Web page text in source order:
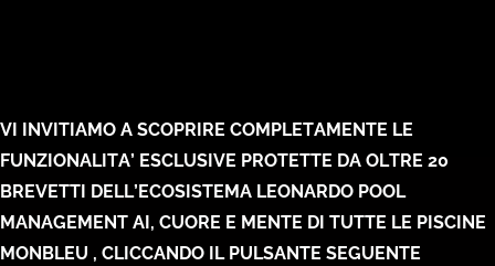
VI INVITIAMO A SCOPRIRE COMPLETAMENTE LE
FUNZIONALITA’ ESCLUSIVE PROTETTE DA OLTRE 20
BREVETTI DELL’ECOSISTEMA LEONARDO POOL
MANAGEMENT AI, CUORE E MENTE DI TUTTE LE PISCINE
MONBLEU , CLICCANDO IL PULSANTE SEGUENTE